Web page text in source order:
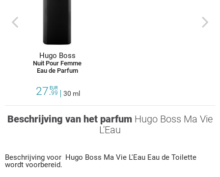
Hugo Boss
Nuit Pour Femme
Eau de Parfum
27.99
EUR
30 ml
Beschrijving van het parfum Hugo Boss Ma Vie
L'Eau
Beschrijving voor Hugo Boss Ma Vie L'Eau Eau de Toilette
wordt voorbereid.